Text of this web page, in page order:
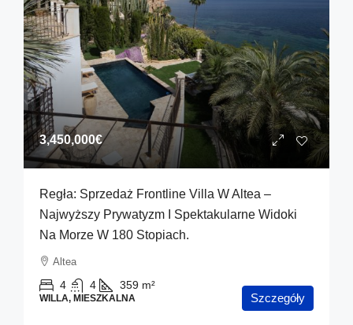
3,450,000€
Regła: Sprzedaż Frontline Villa W Altea –
Najwyższy Prywatyzm I Spektakularne Widoki
Na Morze W 180 Stopiach.
Altea
4 4 359 m²
WILLA, MIESZKALNA Szczegóły